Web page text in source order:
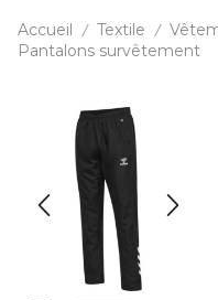
Accueil / Textile /
Pantalons survêtement